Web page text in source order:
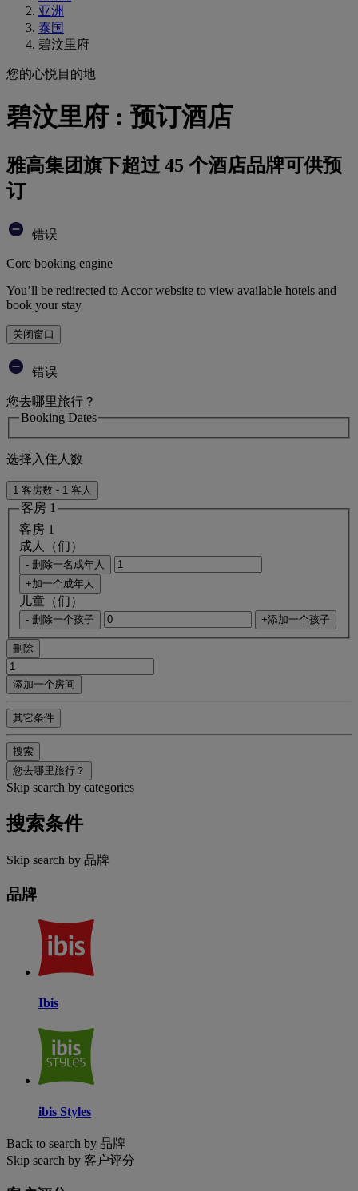
亚洲
泰国
碧汶里府
您的心悦目的地
碧汶里府 : 预订酒店
雅高集团旗下超过 45 个酒店品牌可供预
订
错误
Core booking engine
You’ll be redirected to Accor website to view available hotels and
book your stay
关闭窗口
错误
您去哪里旅行？
Booking Dates
选择入住人数
1 客房数 - 1 客人
客房 1
客房 1
成人（们）
- 删除一名成年人
+加一个成年人
儿童（们）
- 删除一个孩子 +添加一个孩子
刪除
添加一个房间
其它条件
搜索
您去哪里旅行？
Skip search by categories
搜索条件
Skip search by 品牌
品牌
Ibis
ibis Styles
Back to search by 品牌
Skip search by 客户评分